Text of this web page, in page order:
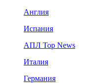
Англия
Испания
АПЛ Top News
Италия
Германия